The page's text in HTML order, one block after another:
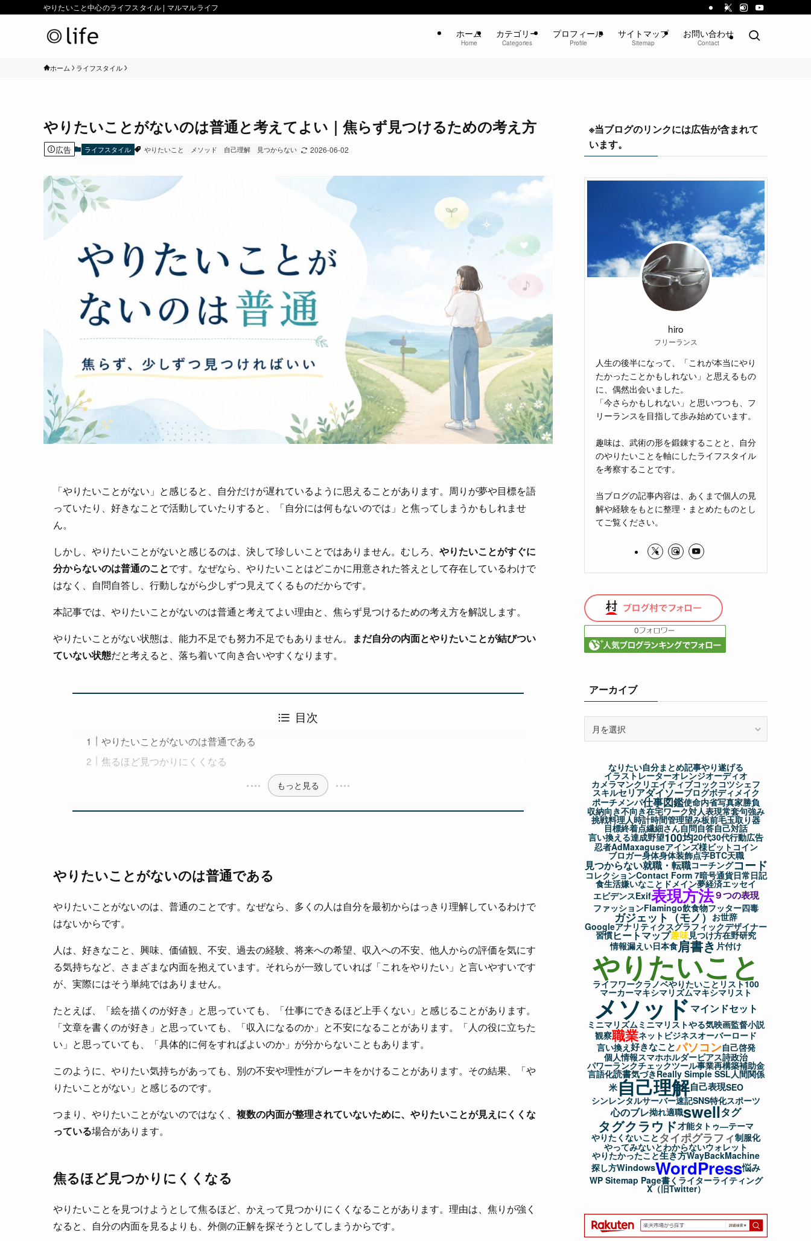
やりたいこと中心のライフスタイル | マルマルライフ
ホーム
Home
カテゴリー
Categories
プロフィール
Profile
サイトマップ
Sitemap
お問い合わせ
Contact
ホーム ライフスタイル
やりたいことがないのは普通と考えてよい｜焦らず見つけるための考え方
広告 ライフスタイル やりたいこと メソッド 自己理解 見つからない 2026-06-02
「やりたいことがない」と感じると、自分だけが遅れているように思えることがあります。周りが夢や目標を語
っていたり、好きなことで活動していたりすると、「自分には何もないのでは」と焦ってしまうかもしれませ
ん。
しかし、やりたいことがないと感じるのは、決して珍しいことではありません。むしろ、 やりたいことがすぐに
分からないのは普通のことです。なぜなら、やりたいことはどこかに用意された答えとして存在しているわけで
はなく、自問自答し、行動しながら少しずつ見えてくるものだからです。
本記事では、やりたいことがないのは普通と考えてよい理由と、焦らず見つけるための考え方を解説します。
やりたいことがない状態は、能力不足でも努力不足でもありません。
まだ自分の内面とやりたいことが結びつい
ていない状態だと考えると、落ち着いて向き合いやすくなります。
目次
やりたいことがないのは普通である
焦るほど見つかりにくくなる
もっと見る
やりたいことがないのは普通である
やりたいことがないのは、普通のことです。なぜなら、多くの人は自分を最初からはっきり理解しているわけで
はないからです。
人は、好きなこと、興味、価値観、不安、過去の経験、将来への希望、収入への不安、他人からの評価を気にす
る気持ちなど、さまざまな内面を抱えています。それらが一致していれば「これをやりたい」と言いやすいです
が、実際にはそう単純ではありません。
たとえば、「絵を描くのが好き」と思っていても、「仕事にできるほど上手くない」と感じることがあります。
「文章を書くのが好き」と思っていても、「収入になるのか」と不安になることがあります。「人の役に立ちた
い」と思っていても、「具体的に何をすればよいのか」が分からないこともあります。
このように、やりたい気持ちがあっても、別の不安や理性がブレーキをかけることがあります。その結果、「や
りたいことがない」と感じるのです。
つまり、やりたいことがないのではなく、 複数の内面が整理されていないために、やりたいことが見えにくくな
っている場合があります。
焦るほど見つかりにくくなる
やりたいことを見つけようとして焦るほど、かえって見つかりにくくなることがあります。理由は、焦りが強く
なると、自分の内面を見るよりも、外側の正解を探そうとしてしまうからです。
※当ブログのリンクには広告が含まれて
います。
hiro
フリーランス
人生の後半になって、「これが本当にやり
たかったことかもしれない」と思えるもの
に、偶然出会いました。
「今さらかもしれない」と思いつつも、フ
リーランスを目指して歩み始めています。
趣味は、武術の形を鍛錬することと、自分
のやりたいことを軸にしたライフスタイル
を考察することです。
当ブログの記事内容は、あくまで個人の見
解や経験をもとに整理・まとめたものとし
てご覧ください。
アーカイブ
なりたい自分まとめ記事やり遂げる
イラストレーターオレンジオーディオ
カメラマンクリエイティブコック コツシェフ
スキルセリアダイソーブログボディメイク
ポーチメンパ仕事図鑑使命内省写真家勝負
収納向き不向き在宅ワーク対人表現常套句強み
挑戦料理人時計時間管理望み板前毛玉取り器
目標終着点繊細さん自問自答自己対話
言い換える達成野望100均20代30代行動広告
忍者AdMaxaguseアインズ様ビットコイン
ブロガー身体身体装飾点字BTC天職
見つからない就職・転職コーチングコード
コレクションContact Form 7暗号通貨日常日記
食生活嫌いなこと ドメイン夢経済エッセイ
エビデンスExif表現方法９つの表現
ファッションFlamingo飲食物フッター四毒
ガジェット（モノ）お世辞
Googleアナリティクスグラフィックデザイナー
習慣ヒートマップ趣味見つけ方在野研究
情報漏えい日本食肩書き片付け
やりたいこと
ライフワークラノベやりたいことリスト100
マーカーマキシマリズムマキシマリスト
メソッド マインドセット
ミニマリズム ミニマリストやる気映画監督小説
観察職業ネットビジネスオーバーロード
言い換え 好きなことパソコン自己啓発
個人情報スマホホルダーピアス詩政治
パワーランクチェックツール事業再構築補助金
言語化読書気づきReally Simple SSL人間関係
米自己理解自己表現SEO
シンレンタルサーバー速記SNS特化スポーツ
心のブレ拗れ適職swellタグ
タグクラウド才能タトゥ―テーマ
やりたくないこと タイポグラフィ制服化
やってみないとわからないウォレット
やりたかったこと生き方WayBackMachine
探し方WindowsWordPress悩み
WP Sitemap Page書く ライターライティング
X（旧Twitter）